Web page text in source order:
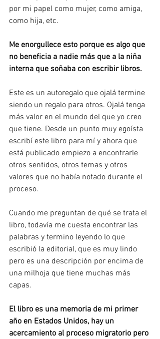
por mi papel como mujer, como amiga,
como hija, etc.
Me enorgullece esto porque es algo que
no beneficia a nadie más que a la niña
interna que soñaba con escribir libros.
Este es un autoregalo que ojalá termine
siendo un regalo para otros. Ojalá tenga
más valor en el mundo del que yo creo
que tiene. Desde un punto muy egoísta
escribí este libro para mí y ahora que
está publicado empiezo a encontrarle
otros sentidos, otros temas y otros
valores que no había notado durante el
proceso.
Cuando me preguntan de qué se trata el
libro, todavía me cuesta encontrar las
palabras y termino leyendo lo que
escribió la editorial, que es muy lindo
pero es una descripción por encima de
una milhoja que tiene muchas más
capas.
El libro es una memoria de mi primer
año en Estados Unidos, hay un
acercamiento al proceso migratorio pero